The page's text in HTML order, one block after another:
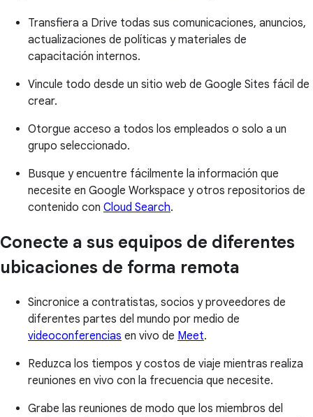
Transfiera a Drive todas sus comunicaciones, anuncios,
actualizaciones de políticas y materiales de
capacitación internos.
Vincule todo desde un sitio web de Google Sites fácil de
crear.
Otorgue acceso a todos los empleados o solo a un
grupo seleccionado.
Busque y encuentre fácilmente la información que
necesite en Google Workspace y otros repositorios de
contenido con Cloud Search.
Conecte a sus equipos de diferentes
ubicaciones de forma remota
Sincronice a contratistas, socios y proveedores de
diferentes partes del mundo por medio de
videoconferencias en vivo de Meet.
Reduzca los tiempos y costos de viaje mientras realiza
reuniones en vivo con la frecuencia que necesite.
Grabe las reuniones de modo que los miembros del